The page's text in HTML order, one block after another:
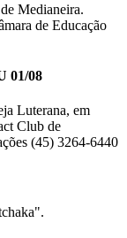
Medianeira.
de Educação
01/08
Luterana, em
Club de
(45) 3264-6440